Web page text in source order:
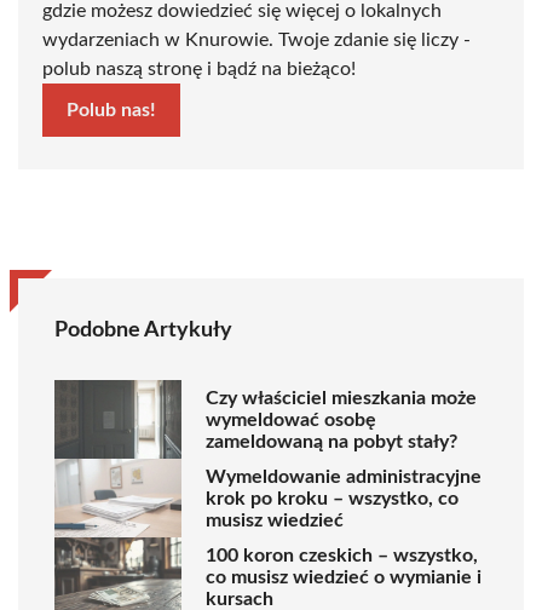
gdzie możesz dowiedzieć się więcej o lokalnych
wydarzeniach w Knurowie. Twoje zdanie się liczy -
polub naszą stronę i bądź na bieżąco!
Polub nas!
Podobne Artykuły
Czy właściciel mieszkania może
wymeldować osobę
zameldowaną na pobyt stały?
Wymeldowanie administracyjne
krok po kroku – wszystko, co
musisz wiedzieć
100 koron czeskich – wszystko,
co musisz wiedzieć o wymianie i
kursach